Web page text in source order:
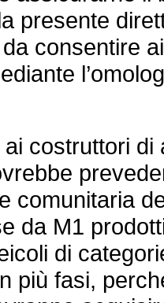
presente
consentire
costruttori
comunitaria
da M1
di
più fasi,